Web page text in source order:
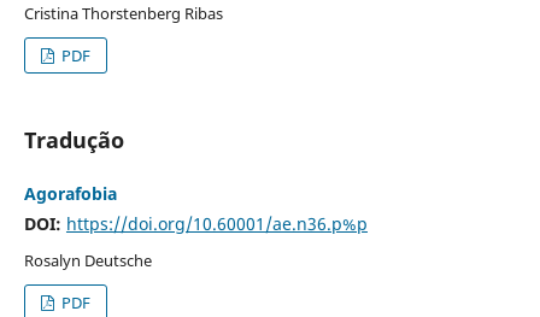
Cristina Thorstenberg Ribas
PDF
Tradução
Agorafobia
DOI: https://doi.org/10.60001/ae.n36.p%p
Rosalyn Deutsche
PDF